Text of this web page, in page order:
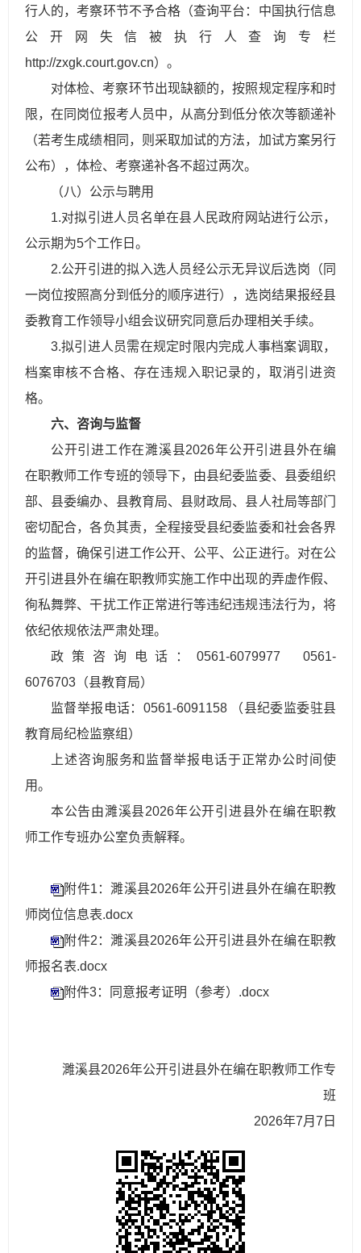
行人的，考察环节不予合格（查询平台：中国执行信息
公开网失信被执行人查询专栏
http://zxgk.court.gov.cn）。
对体检、考察环节出现缺额的，按照规定程序和时
限，在同岗位报考人员中，从高分到低分依次等额递补
（若考生成绩相同，则采取加试的方法，加试方案另行
公布），体检、考察递补各不超过两次。
（八）公示与聘用
1.对拟引 进人 员名单在县人民政府网站进行公示，
公示期为5个工作日。
2.公开引进的拟入选人员经公示无异议后选岗（同
一岗位按照高分到低分的顺序进行），选岗结果报经县
委教育工作领导小组会议研究同意后办理相关手续。
3.拟引 进人 员需在规定时限内完成人事档案调取，
档案审核不合格、存在违规入职记录的，取消引进资
格。
六、咨询与监督
公开引进工作在濉溪县2026年公开引进县外在编
在职教师工作专班的领导下，由县纪委监委、县委组织
部、县委编办、县教育局、县财政局、县人社局等部门
密切配合，各负其责，全程接受县纪委监委和社会各界
的监督，确保引进工作公开、公平、公正进行。对在公
开引进县外在编在职教师实施工作中出现的弄虚作假、
徇私舞弊、干扰工作正常进行等违纪违规违法行为，将
依纪依规依法严肃处理。
政策咨询电话：0561-6079977 0561-
6076703 （县教育局）
监督举报电话： 0561-6091158（县纪委监委驻县
教育局纪检监察组）
上述咨询服务和监督举报电话于正常办公时间使
用。
本公告由濉溪县2026年公开引进县外在编在职教
师工作专班办公室负责解释。
附件1：濉溪县2026年公开引进县外在编在职教
师岗位信息表.docx
附件2：濉溪县2026年公开引进县外在编在职教
师报名表.docx
附件3：同意报考证明（参考）.docx
濉溪县2026年公开引进县外在编在职教师工作专
班
2026年7月7日